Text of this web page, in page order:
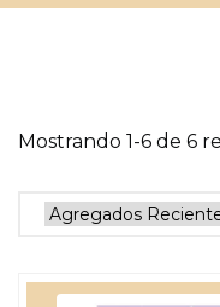
Mostrando 1-6 de 6